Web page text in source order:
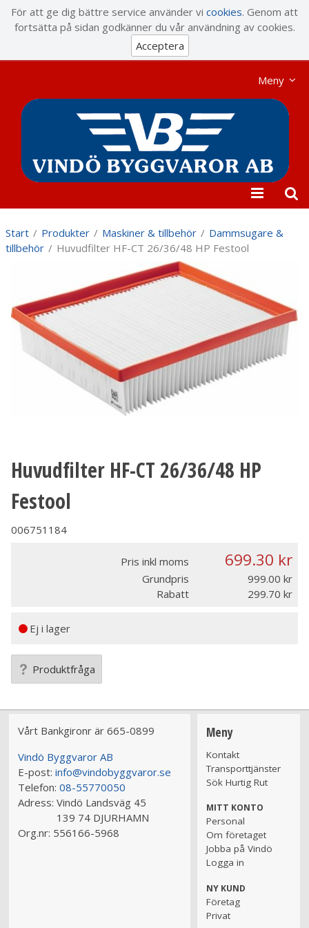
För att ge dig bättre service använder vi cookies. Genom att
fortsätta på sidan godkänner du vår användning av cookies.
Acceptera
Meny
Start / Produkter / Maskiner & tillbehör / Dammsugare &
tillbehör / Huvudfilter HF-CT 26/36/48 HP Festool
Huvudfilter HF-CT 26/36/48 HP
Festool
006751184
Pris inkl moms 699.30
Grundpris
999.00
Rabatt
299.70
Ej i lager
Produktfråga
Vårt Bankgironr är 665-0899
Vindö Byggvaror AB
E-post: info@vindobyggvaror.se
Telefon: 08-55770050
Adress: Vindö Landsväg 45
139 74 DJURHAMN
Org.nr: 556166-5968
Meny
Kontakt
Transporttjänster
Sök Hurtig Rut
MITT KONTO
Personal
Om företaget
Jobba på Vindö
Logga in
NY KUND
Företag
Privat
Visa varukorgen Till kassan